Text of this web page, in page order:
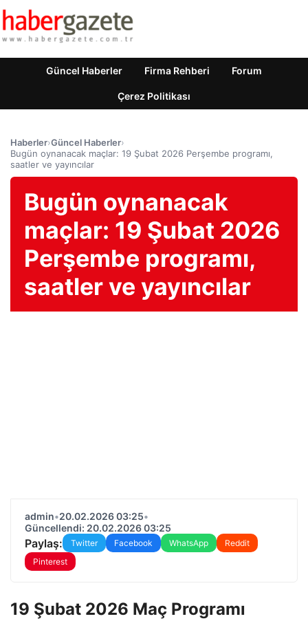
Güncel Haberler Firma Rehberi Forum
Çerez Politikası
Haberler›Güncel Haberler›
Bugün oynanacak maçlar: 19 Şubat 2026 Perşembe programı,
saatler ve yayıncılar
Bugün oynanacak
maçlar: 19 Şubat 2026
Perşembe programı,
saatler ve yayıncılar
admin•20.02.2026 03:25•
Güncellendi: 20.02.2026 03:25
Paylaş: Twitter Facebook WhatsApp
Reddit
Pinterest
19 Şubat 2026 Maç Programı